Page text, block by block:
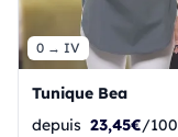
0 → IV
Tunique Bea
depuis 23,45€/100